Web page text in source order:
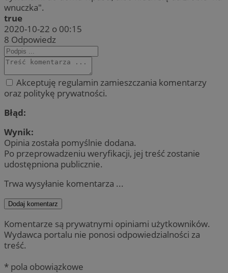
wnuczka".
true
2020-10-22 o 00:15
8 Odpowiedz
Akceptuję regulamin zamieszczania komentarzy
oraz politykę prywatności.
Błąd:
Wynik:
Opinia została pomyślnie dodana.
Po przeprowadzeniu weryfikacji, jej treść zostanie
udostępniona publicznie.
Trwa wysyłanie komentarza ...
Dodaj komentarz
Komentarze są prywatnymi opiniami użytkowników.
Wydawca portalu nie ponosi odpowiedzialności za
treść.
* pola obowiązkowe